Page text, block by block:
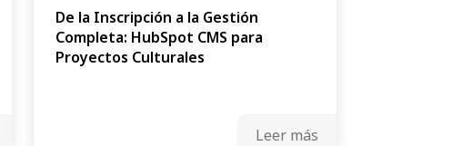
De la Inscripción a la Gestión
Completa: HubSpot CMS para
Proyectos Culturales
Leer más